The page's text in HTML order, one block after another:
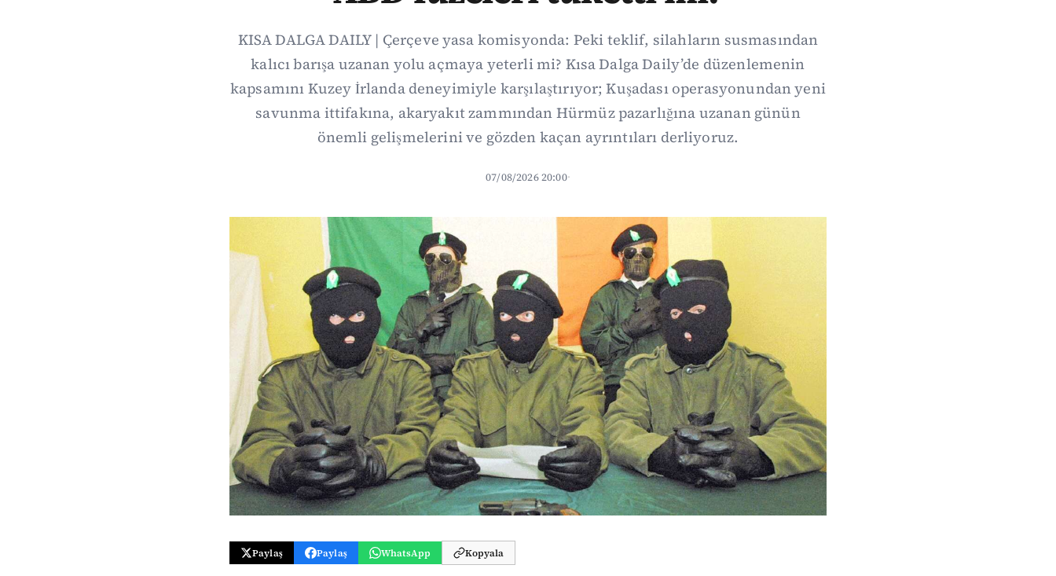
KISA DALGA DAILY | Çerçeve yasa komisyonda: Peki teklif, silahların susmasından
kalıcı barışa uzanan yolu açmaya yeterli mi? Kısa Dalga Daily’de düzenlemenin
kapsamını Kuzey İrlanda deneyimiyle karşılaştırıyor; Kuşadası operasyonundan yeni
savunma ittifakına, akaryakıt zammından Hürmüz pazarlığına uzanan günün
önemli gelişmelerini ve gözden kaçan ayrıntıları derliyoruz.
07/08/2026 20:00·
Paylaş Paylaş WhatsApp Kopyala